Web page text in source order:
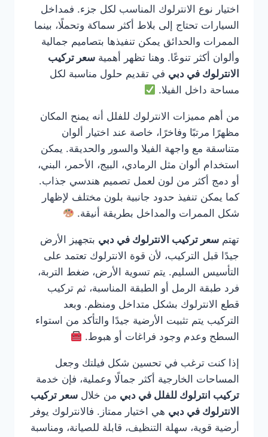
اختيار نوع الانترلوك المناسب لكل جزء. فمداخل
السيارات تحتاج إلى بلاط أكثر سماكة وتحملًا، بينما
الممرات والحدائق يمكن تنفيذها بتصاميم جمالية
وألوان أكثر تنوعًا. وهنا تظهر أهمية سعر تركيب
الانترلوك في دبي في تقديم حلول مناسبة لكل
مساحة داخل الفيلا.
من أهم مميزات الانترلوك للفلل أنه يمنح المكان
مظهرًا مرتبًا وفاخرًا، خاصة عند اختيار ألوان
متناسقة مع واجهة الفيلا والسور والحديقة. يمكن
استخدام ألوان مثل الرمادي، البيج، الأحمر، البني،
أو دمج أكثر من لون لعمل تصميم هندسي جذاب.
كما يمكن تنفيذ حدود جانبية بلون مختلف لإظهار
شكل الممرات والمداخل بطريقة أنيقة.
تهتم سعر تركيب الانترلوك في دبي بتجهيز الأرض
جيدًا قبل التركيب، لأن قوة الانترلوك تعتمد على
التأسيس السليم. يتم تسوية الأرض، ضغط التربة،
فرد طبقة الرمل أو الطبقة المناسبة، ثم تركيب
قطع الانترلوك بشكل متداخل ومنظم. وبعد
التركيب يتم تثبيت الأرضية جيدًا والتأكد من استواء
السطح وعدم وجود فراغات أو هبوط.
إذا كنت ترغب في تحسين شكل فيلتك وجعل
المساحات الخارجية أكثر جمالًا وعملية، فإن خدمة
تركيب انترلوك للفلل في دبي من خلال سعر تركيب
الانترلوك في دبي هي اختيار ممتاز. فالانترلوك يوفر
أرضية قوية، سهلة التنظيف، قابلة للصيانة، ومناسبة